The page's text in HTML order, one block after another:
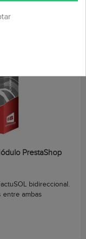
PrestaShop
bidireccional.
entre ambas